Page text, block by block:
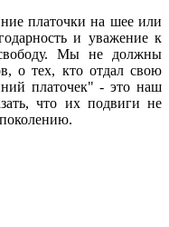
платочки на шее или
и уважение к
Мы не должны
о тех, кто отдал свою
платочек" - это наш
что их подвиги не